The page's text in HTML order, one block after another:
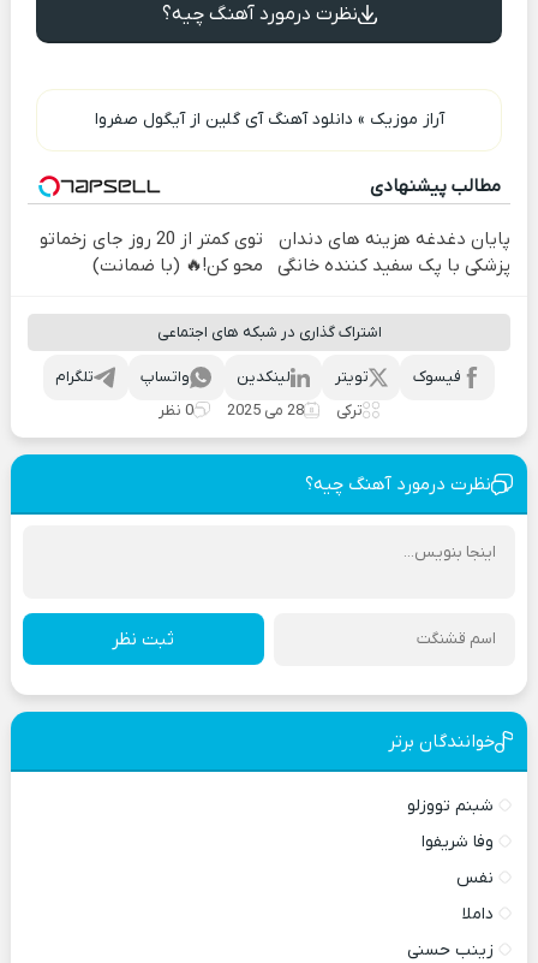
نظرت درمورد آهنگ چیه؟
آراز موزیک » دانلود آهنگ آی گلین از آیگول صفروا
مطالب پیشنهادی
پایان دغدغه هزینه های دندان
پزشکی با پک سفید کننده خانگی
توی کمتر از 20 روز جای زخماتو
محو کن!🔥 (با ضمانت)
اشتراک گذاری در شبکه های اجتماعی
تلگرام واتساپ لینکدین تویتر
فیسوک
ترکی
28 می 2025 0 نظر
نظرت درمورد آهنگ چیه؟
ثبت نظر
خوانندگان برتر
شبنم تووزلو
وفا شریفوا
نفس
داملا
زینب حسنی